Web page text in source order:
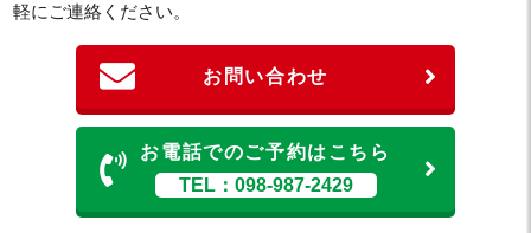
軽にご連絡ください。
お問い合わせ
お電話でのご予約はこちら
TEL：098-987-2429